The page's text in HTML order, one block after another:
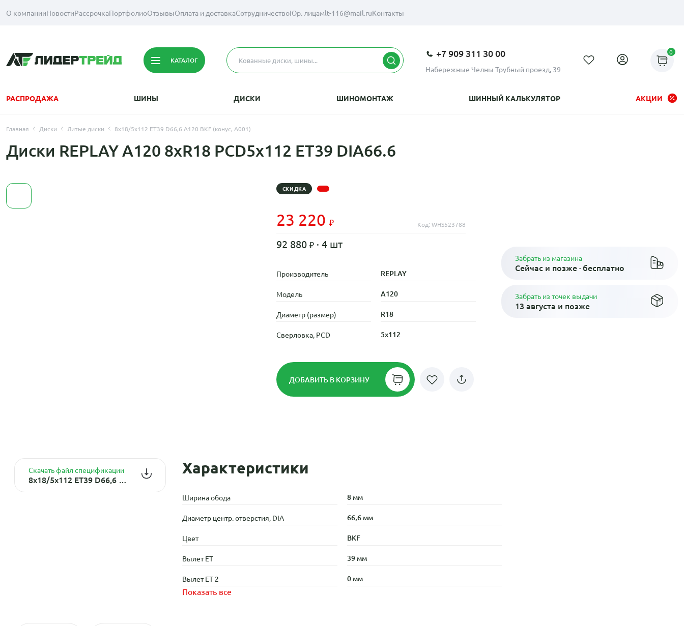
О компанииНовостиРассрочкаПортфолиоОтзывыОплата и доставкаСотрудничествоЮр. лицамlt-116@mail.ruКонтакты
КАТАЛОГ
+7 909 311 30 00
Набережные Челны Трубный проезд, 39
0
РАСПРОДАЖА ШИНЫ ДИСКИ ШИНОМОНТАЖ ШИННЫЙ КАЛЬКУЛЯТОР АКЦИИ
Главная Диски Литые диски 8x18/5x112 ET39 D66,6 A120 BKF (конус, A001)
Диски REPLAY A120 8xR18 PCD5x112 ET39 DIA66.6
СКИДКА
23 220 Код: WHS523788
92 880 · 4 шт
Производитель REPLAY
Модель A120
Диаметр (размер) R18
Сверловка, PCD 5x112
ДОБАВИТЬ В КОРЗИНУ
Забрать из магазина
Сейчас и позже · бесплатно
Забрать из точек выдачи
13 августа и позже
Скачать файл спецификации
8x18/5x112 ET39 D66,6 A120 BKF (конус, A001)
Характеристики
Ширина обода 8 мм
Диаметр центр. отверстия, DIA 66,6 мм
Цвет BKF
Вылет ET 39 мм
Вылет ET 2 0 мм
Показать все